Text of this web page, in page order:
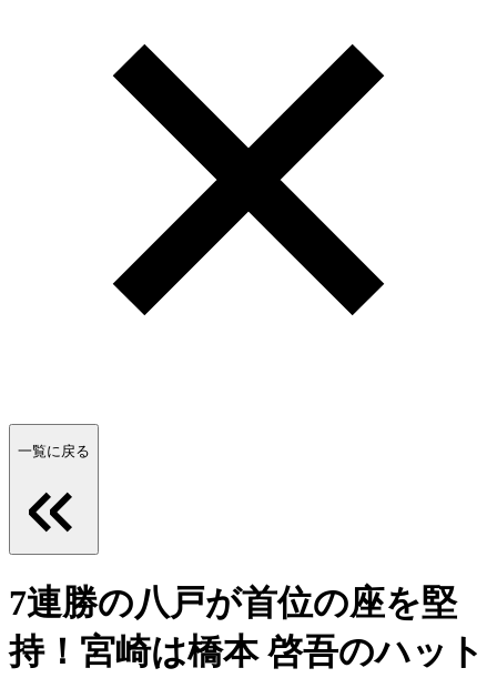
一覧に戻る
7連勝の八戸が首位の座を堅
持！宮崎は橋本 啓吾のハット